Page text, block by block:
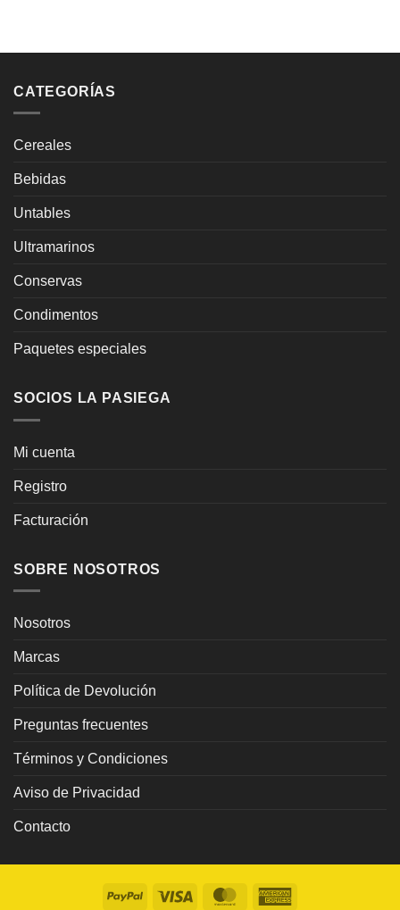
CATEGORÍAS
Cereales
Bebidas
Untables
Ultramarinos
Conservas
Condimentos
Paquetes especiales
SOCIOS LA PASIEGA
Mi cuenta
Registro
Facturación
SOBRE NOSOTROS
Nosotros
Marcas
Política de Devolución
Preguntas frecuentes
Términos y Condiciones
Aviso de Privacidad
Contacto
PayPal Visa MasterCard